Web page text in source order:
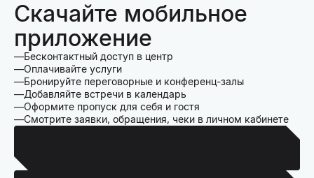
Скачайте мобильное
приложение
Бесконтактный доступ в центр
Оплачивайте услуги
Бронируйте переговорные и конференц-залы
Добавляйте встречи в календарь
Оформите пропуск для себя и гостя
Смотрите заявки, обращения, чеки в личном кабинете